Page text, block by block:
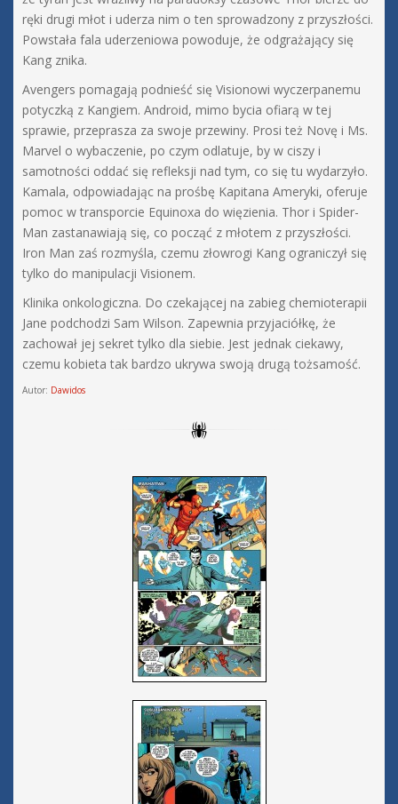
ręki drugi młot i uderza nim o ten sprowadzony z przyszłości.
Powstała fala uderzeniowa powoduje, że odgrażający się
Kang znika.
Avengers pomagają podnieść się Visionowi wyczerpanemu
potyczką z Kangiem. Android, mimo bycia ofiarą w tej
sprawie, przeprasza za swoje przewiny. Prosi też Novę i Ms.
Marvel o wybaczenie, po czym odlatuje, by w ciszy i
samotności oddać się refleksji nad tym, co się tu wydarzyło.
Kamala, odpowiadając na prośbę Kapitana Ameryki, oferuje
pomoc w transporcie Equinoxa do więzienia. Thor i Spider-
Man zastanawiają się, co począć z młotem z przyszłości.
Iron Man zaś rozmyśla, czemu złowrogi Kang ograniczył się
tylko do manipulacji Visionem.
Klinika onkologiczna. Do czekającej na zabieg chemioterapii
Jane podchodzi Sam Wilson. Zapewnia przyjaciółkę, że
zachował jej sekret tylko dla siebie. Jest jednak ciekawy,
czemu kobieta tak bardzo ukrywa swoją drugą tożsamość.
Autor: Dawidos